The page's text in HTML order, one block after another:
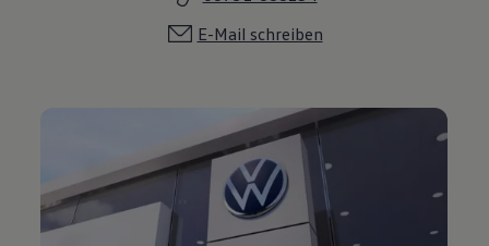
E-Mail schreiben